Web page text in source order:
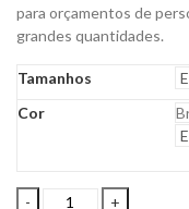
para orçamentos de
grandes quantidades.
Tamanhos
Cor
Camisa